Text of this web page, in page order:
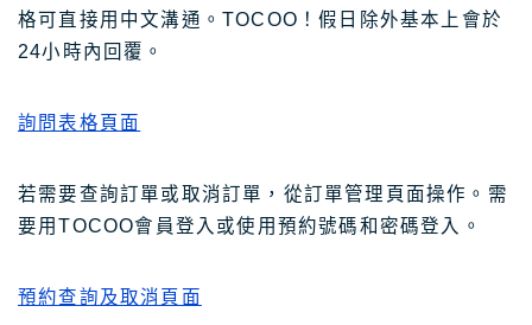
格可直接用中文溝通。TOCOO！假日除外基本上會於
24小時內回覆。
詢問表格頁面
若需要查詢訂單或取消訂單，從訂單管理頁面操作。需
要用TOCOO會員登入或使用預約號碼和密碼登入。
預約查詢及取消頁面